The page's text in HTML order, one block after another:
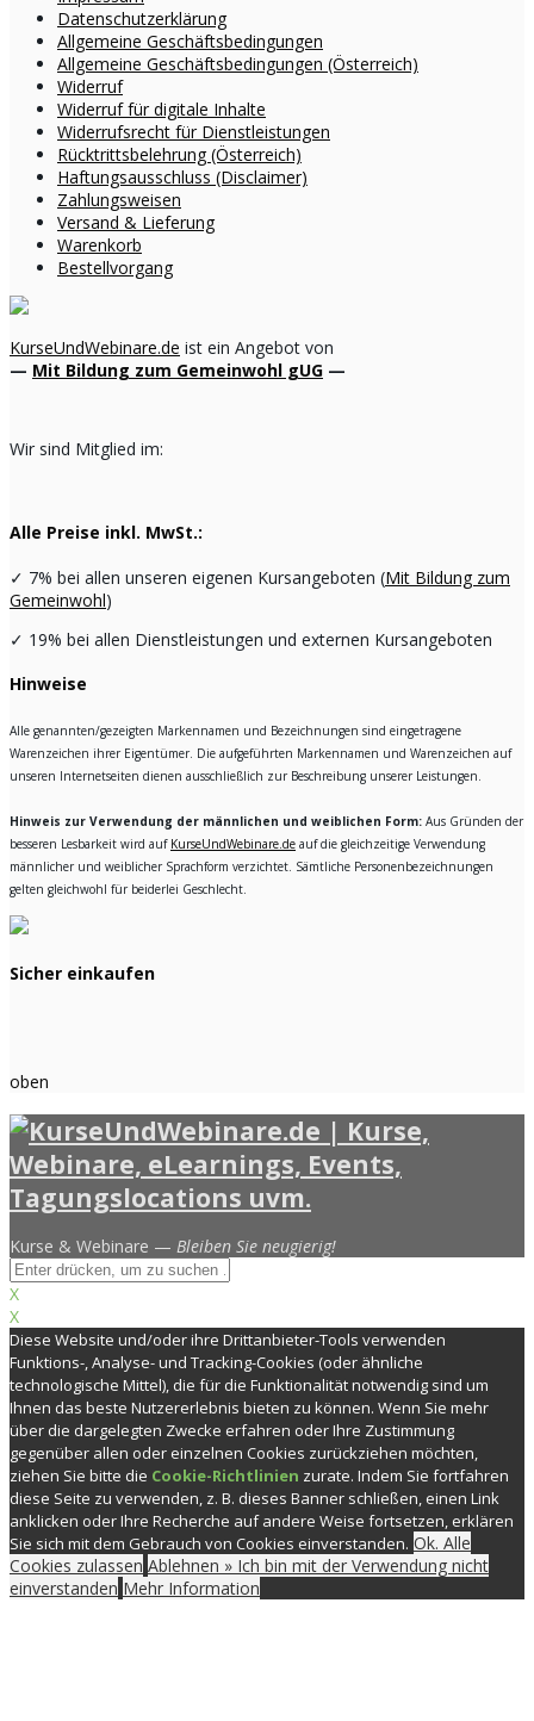
Datenschutzerklärung
Allgemeine Geschäftsbedingungen
Allgemeine Geschäftsbedingungen (Österreich)
Widerruf
Widerruf für digitale Inhalte
Widerrufsrecht für Dienstleistungen
Rücktrittsbelehrung (Österreich)
Haftungsausschluss (Disclaimer)
Zahlungsweisen
Versand & Lieferung
Warenkorb
Bestellvorgang
KurseUndWebinare.de ist ein Angebot von
— Mit Bildung zum Gemeinwohl gUG —
Wir sind Mitglied im:
Alle Preise inkl. MwSt.:
✓ 7% bei allen unseren eigenen Kursangeboten (Mit Bildung zum
Gemeinwohl)
✓ 19% bei allen Dienstleistungen und externen Kursangeboten
Hinweise
Alle genannten/gezeigten Markennamen und Bezeichnungen sind eingetragene
Warenzeichen ihrer Eigentümer. Die aufgeführten Markennamen und Warenzeichen auf
unseren Internetseiten dienen ausschließlich zur Beschreibung unserer Leistungen.
Hinweis zur Verwendung der männlichen und weiblichen Form: Aus Gründen der
besseren Lesbarkeit wird auf KurseUndWebinare.de auf die gleichzeitige Verwendung
männlicher und weiblicher Sprachform verzichtet. Sämtliche Personenbezeichnungen
gelten gleichwohl für beiderlei Geschlecht.
Sicher einkaufen
oben
Kurse & Webinare — Bleiben Sie neugierig!
X
X
Diese Website und/oder ihre Drittanbieter-Tools verwenden
Funktions-, Analyse- und Tracking-Cookies (oder ähnliche
technologische Mittel), die für die Funktionalität notwendig sind um
Ihnen das beste Nutzererlebnis bieten zu können. Wenn Sie mehr
über die dargelegten Zwecke erfahren oder Ihre Zustimmung
gegenüber allen oder einzelnen Cookies zurückziehen möchten,
ziehen Sie bitte die Cookie-Richtlinien zurate. Indem Sie fortfahren
diese Seite zu verwenden, z. B. dieses Banner schließen, einen Link
anklicken oder Ihre Recherche auf andere Weise fortsetzen, erklären
Sie sich mit dem Gebrauch von Cookies einverstanden. Ok. Alle
Cookies zulassen Ablehnen » Ich bin mit der Verwendung nicht
einverstanden Mehr Information